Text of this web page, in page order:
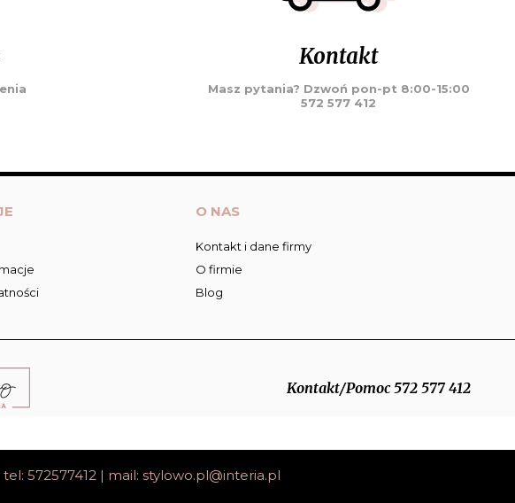
Kontakt
Masz pytania? Dzwoń pon-pt 8:00-15:00
572 577 412
O NAS
Kontakt i dane firmy
O firmie
Blog
Kontakt/Pomoc 572 577 412
572577412 | mail: stylowo.pl@interia.pl